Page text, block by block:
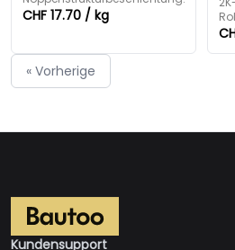
CHF 17.70 / kg
« Vorherige
Kundensupport